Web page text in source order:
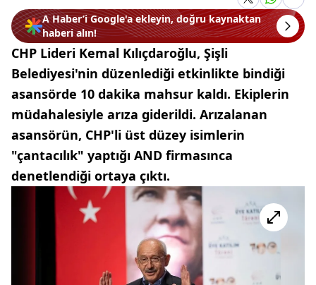
A Haber’i Google'a ekleyin, doğru kaynaktan
haberi alın!
CHP Lideri Kemal Kılıçdaroğlu, Şişli
Belediyesi'nin düzenlediği etkinlikte bindiği
asansörde 10 dakika mahsur kaldı. Ekiplerin
müdahalesiyle arıza giderildi. Arızalanan
asansörün, CHP'li üst düzey isimlerin
"çantacılık" yaptığı AND firmasınca
denetlendiği ortaya çıktı.